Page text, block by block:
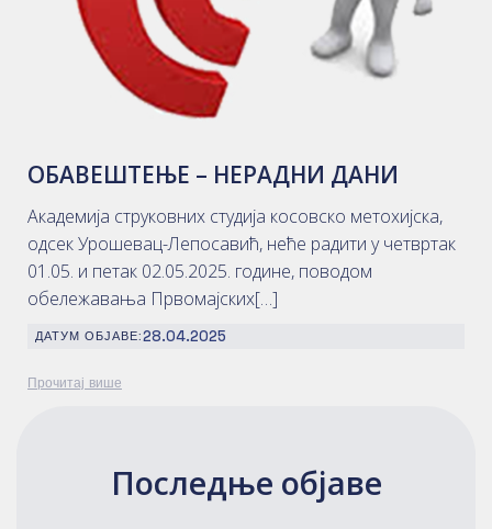
ОБАВЕШТЕЊЕ – НЕРАДНИ ДАНИ
Академија струковних студија косовско метохијска,
одсек Урошевац-Лепосавић, неће радити у четвртак
01.05. и петак 02.05.2025. године, поводом
обележавања Првомајских[…]
ДАТУМ ОБЈАВЕ:28.04.2025
Прочитај више
Последње објаве